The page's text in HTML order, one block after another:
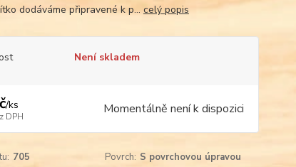
dodáváme připravené k p...celý popis
Není skladem
/ks
DPH Momentálně není k dispozici
705 Povrch: S povrchovou úpravou